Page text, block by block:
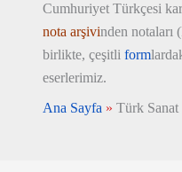
Cumhuriyet Türkçesi
nota arşivinden notaları
birlikte, çeşitli form
eserlerimiz.
Ana Sayfa » Türk